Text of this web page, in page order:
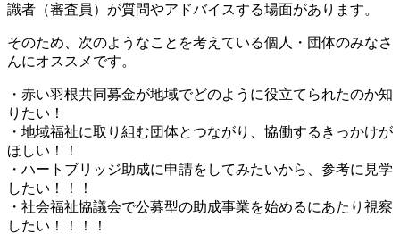
識者（審査員）が質問やアドバイスする場面があります。
そのため、次のようなことを考えている個人・団体のみなさ
んにオススメです。
・赤い羽根共同募金が地域でどのように役立てられたのか知
りたい！
・地域福祉に取り組む団体とつながり、協働するきっかけが
ほしい！！
・ハートブリッジ助成に申請をしてみたいから、参考に見学
したい！！！
・社会福祉協議会で公募型の助成事業を始めるにあたり視察
したい！！！！